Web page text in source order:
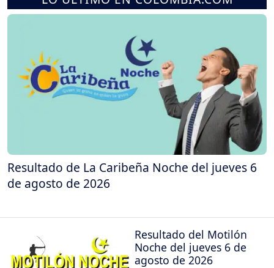
Resultado de La Caribeña Noche del jueves 6
de agosto de 2026
Resultado del Motilón
Noche del jueves 6 de
agosto de 2026